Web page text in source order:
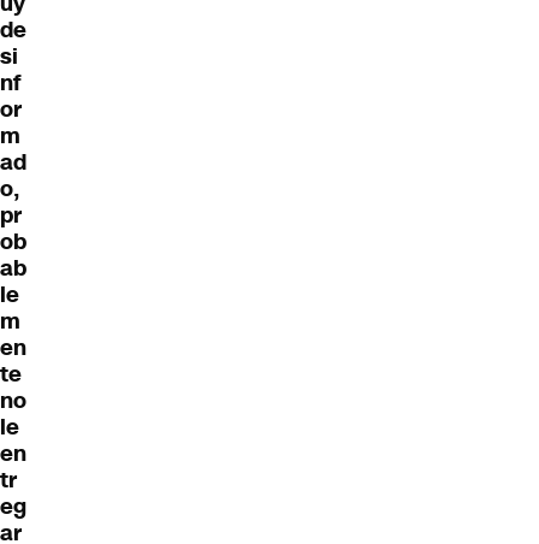
de
si
nf
or
m
ad
o,
pr
ob
ab
le
m
en
te
no
le
en
tr
eg
ar